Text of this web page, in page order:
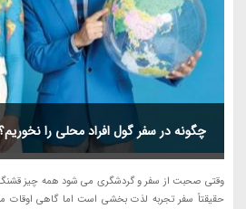
چگونه در سفر گول افراد محلی را
وقتی صحبت از سفر و گردشگری می شود همه چیز
حقیقتاً سفر تجربه لذت بخشی است اما گاهی اوقات